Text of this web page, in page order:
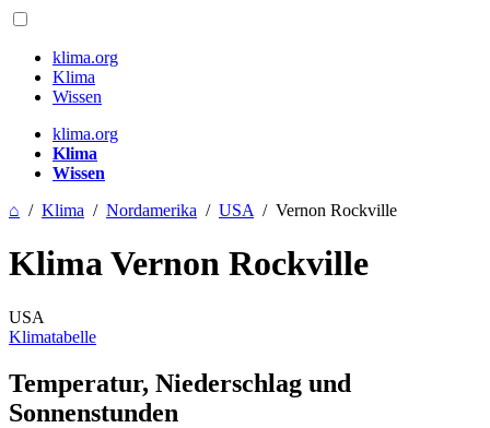
klima.org
Klima
Wissen
klima.org
Klima
Wissen
⌂ / Klima / Nordamerika / USA / Vernon Rockville
Klima Vernon Rockville
USA
Klimatabelle
Temperatur, Niederschlag und
Sonnenstunden